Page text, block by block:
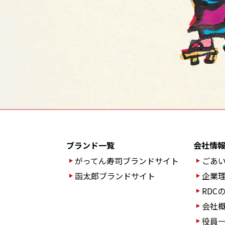
ブランド一覧
がってん寿司ブランドサイト
函太郎ブランドサイト
会社情報
ごあ
企業
RDC
会社
役員